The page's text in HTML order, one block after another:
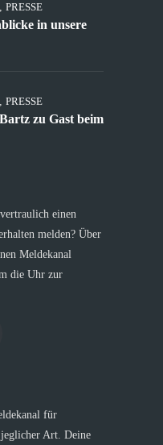
, PRESSE
in unsere
, PRESSE
zu Gast beim
einen
melden? Über
Meldekanal
die Uhr zur
für
Art. Deine